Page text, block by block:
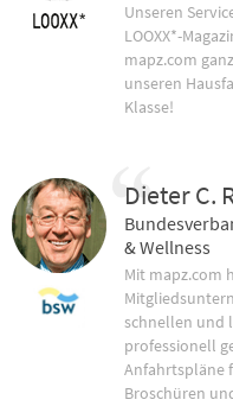
Unseren
LOOXX*-
mapz.com
unseren
Klasse!
Dieter C.
& Wellness
Mit mapz.com
schnellen und
professionell
Anfahrtspläne
Broschüren